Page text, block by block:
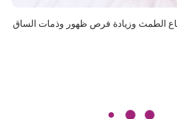
الطمث وزيادة فرص ظهور وذمات الساق